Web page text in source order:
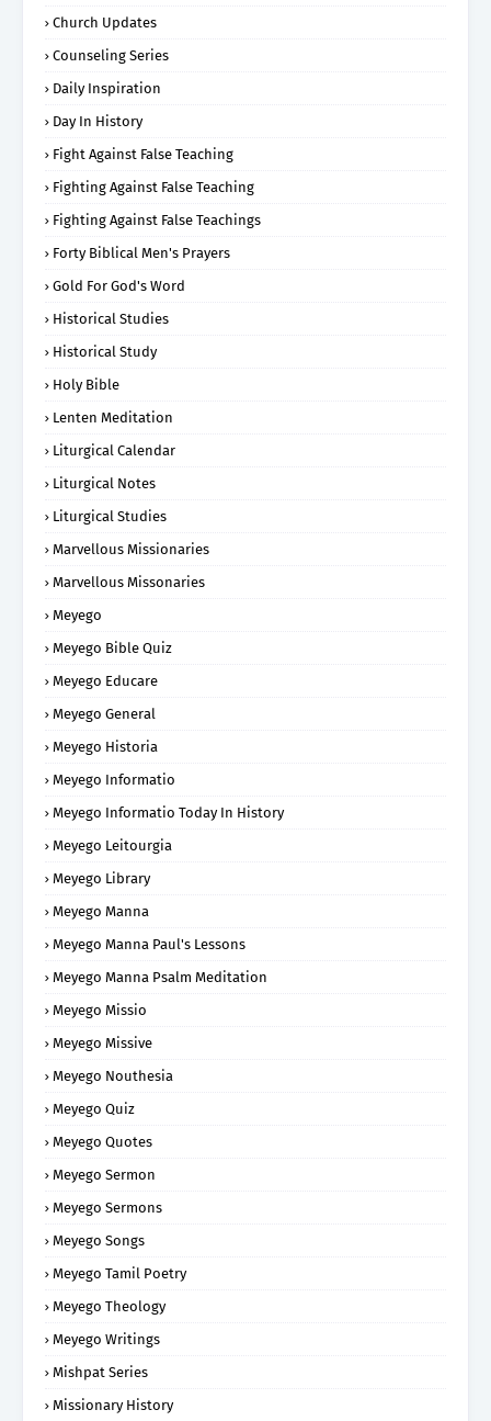
Church Updates
Counseling Series
Daily Inspiration
Day In History
Fight Against False Teaching
Fighting Against False Teaching
Fighting Against False Teachings
Forty Biblical Men's Prayers
Gold For God's Word
Historical Studies
Historical Study
Holy Bible
Lenten Meditation
Liturgical Calendar
Liturgical Notes
Liturgical Studies
Marvellous Missionaries
Marvellous Missonaries
Meyego
Meyego Bible Quiz
Meyego Educare
Meyego General
Meyego Historia
Meyego Informatio
Meyego Informatio Today In History
Meyego Leitourgia
Meyego Library
Meyego Manna
Meyego Manna Paul's Lessons
Meyego Manna Psalm Meditation
Meyego Missio
Meyego Missive
Meyego Nouthesia
Meyego Quiz
Meyego Quotes
Meyego Sermon
Meyego Sermons
Meyego Songs
Meyego Tamil Poetry
Meyego Theology
Meyego Writings
Mishpat Series
Missionary History